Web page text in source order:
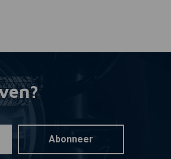
Spatbord - Zwart
€49,95
Abonneer